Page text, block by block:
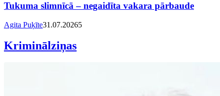
Tukuma slimnīcā – negaidīta vakara pārbaude
Agita Puķīte31.07.20265
Kriminālziņas